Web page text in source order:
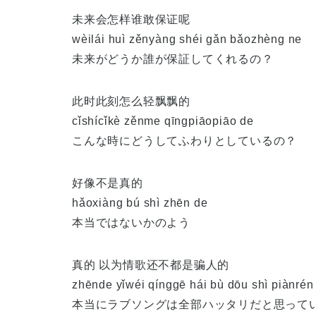
未来会怎样谁敢保证呢
wèilái huì zěnyàng shéi gǎn bǎozhèng ne
未来がどうか誰が保証してくれるの？
此时此刻怎么轻飘飘的
cǐshícǐkè zěnme qīngpiāopiāo de
こんな時にどうしてふわりとしているの？
好像不是真的
hǎoxiàng bú shì zhēn de
本当ではないかのよう
真的 以为情歌还不都是骗人的
zhēnde yǐwéi qínggē hái bù dōu shì piànrén
本当にラブソングは全部ハッタリだと思って